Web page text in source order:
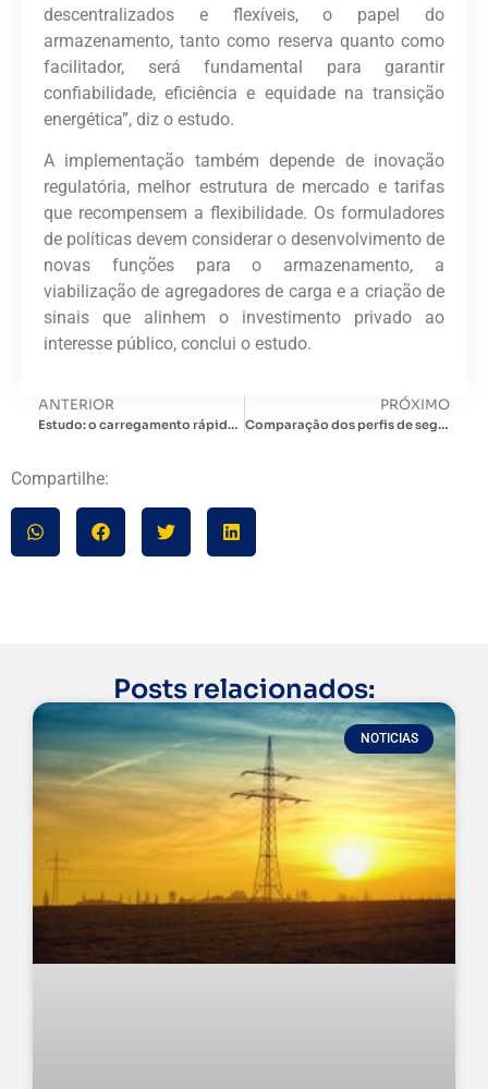
descentralizados e flexíveis, o papel do
armazenamento, tanto como reserva quanto como
facilitador, será fundamental para garantir
confiabilidade, eficiência e equidade na transição
energética”, diz o estudo.
A implementação também depende de inovação
regulatória, melhor estrutura de mercado e tarifas
que recompensem a flexibilidade. Os formuladores
de políticas devem considerar o desenvolvimento de
novas funções para o armazenamento, a
viabilização de agregadores de carga e a criação de
sinais que alinhem o investimento privado ao
interesse público, conclui o estudo.
ANTERIOR
Estudo: o carregamento rápido não prejudica a vida útil das baterias dos veículos elétricos
PRÓXIMO
Comparação dos perfis de segurança de baterias de íon-lítio, íon-sódio e de estado sólido
Compartilhe:
Posts relacionados:
NOTICIAS